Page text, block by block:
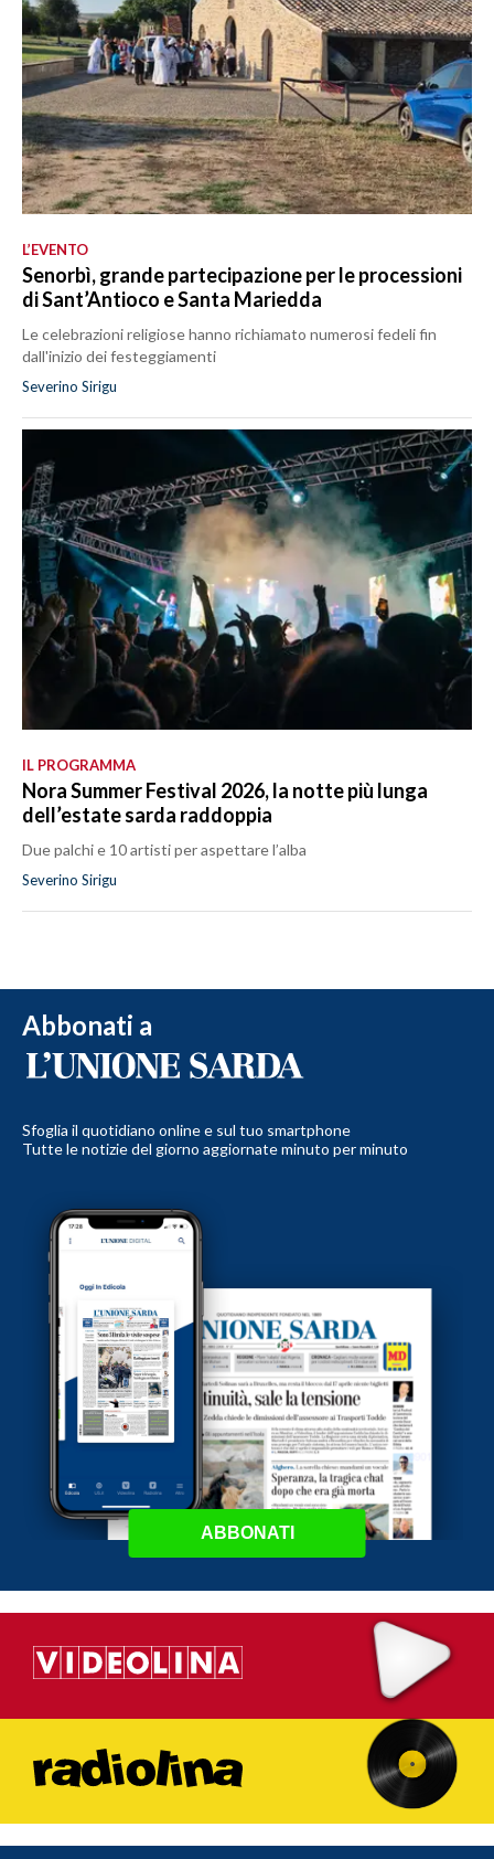
L’EVENTO
Senorbì, grande partecipazione per le processioni
di Sant’Antioco e Santa Mariedda
Le celebrazioni religiose hanno richiamato numerosi fedeli fin
dall'inizio dei festeggiamenti
Severino Sirigu
IL PROGRAMMA
Nora Summer Festival 2026, la notte più lunga
dell’estate sarda raddoppia
Due palchi e 10 artisti per aspettare l’alba
Severino Sirigu
Abbonati a
Sfoglia il quotidiano online e sul tuo smartphone
Tutte le notizie del giorno aggiornate minuto per minuto
ABBONATI